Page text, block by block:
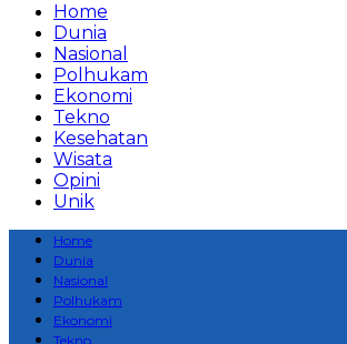
Home
Dunia
Nasional
Polhukam
Ekonomi
Tekno
Kesehatan
Wisata
Opini
Unik
Home
Dunia
Nasional
Polhukam
Ekonomi
Tekno